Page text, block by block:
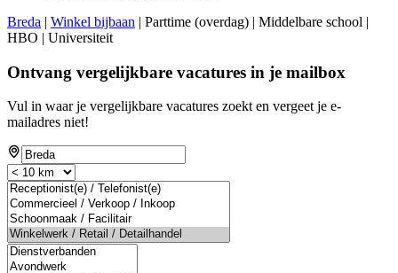
Breda | Winkel bijbaan | Parttime (overdag) | Middelbare school |
HBO | Universiteit
Ontvang vergelijkbare vacatures in je mailbox
Vul in waar je vergelijkbare vacatures zoekt en vergeet je e-
mailadres niet!
If
you
are
a
human,
ignore
this
field